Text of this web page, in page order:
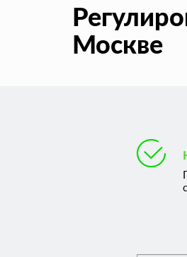
Москве